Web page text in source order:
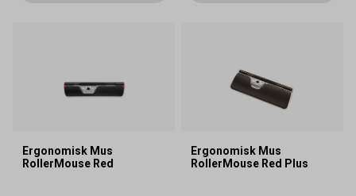
Ergonomisk Mus
RollerMouse Red
Ergonomisk Mus
RollerMouse Red Plus